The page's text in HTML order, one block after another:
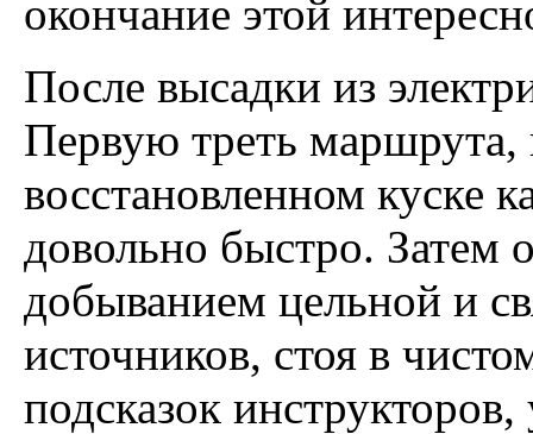
окончание этой
После высадки из
Первую треть маршрута,
восстановленном куске
довольно быстро. Затем
добыванием цельной и
источников, стоя в
подсказок